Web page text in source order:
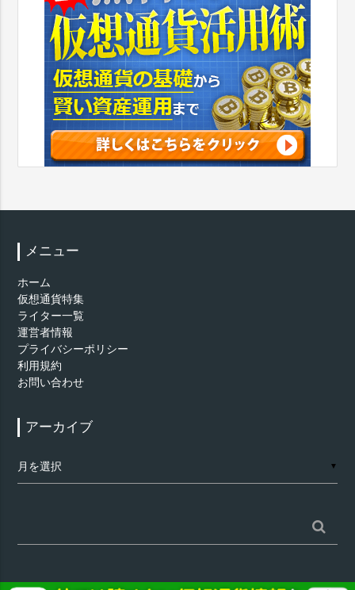
メニュー
ホーム
仮想通貨特集
ライター一覧
運営者情報
プライバシーポリシー
利用規約
お問い合わせ
アーカイブ
ー
▼
索: